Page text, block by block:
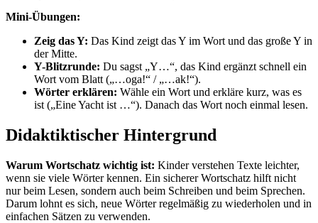
Mini-Übungen:
Zeig das Y: Das Kind zeigt das Y im Wort und das große Y in
der Mitte.
Y-Blitzrunde: Du sagst „Y…“, das Kind ergänzt schnell ein
Wort vom Blatt („…oga!“ / „…ak!“).
Wörter erklären: Wähle ein Wort und erkläre kurz, was es
ist („Eine Yacht ist …“). Danach das Wort noch einmal lesen.
Didaktiktischer Hintergrund
Warum Wortschatz wichtig ist: Kinder verstehen Texte leichter,
wenn sie viele Wörter kennen. Ein sicherer Wortschatz hilft nicht
nur beim Lesen, sondern auch beim Schreiben und beim Sprechen.
Darum lohnt es sich, neue Wörter regelmäßig zu wiederholen und in
einfachen Sätzen zu verwenden.